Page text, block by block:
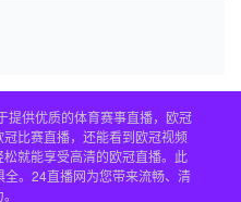
提供优质的体育赛事直播，欧冠
比赛直播，还能看到欧冠视频
就能享受高清的欧冠直播。此
。24直播网为您带来流畅、清